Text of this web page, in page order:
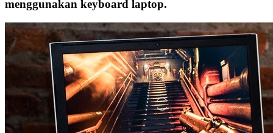
menggunakan keyboard laptop.